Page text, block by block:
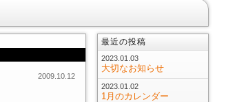
2009.10.12
最近の投稿
2023.01.03
大切なお知らせ
2023.01.02
1月のカレンダー